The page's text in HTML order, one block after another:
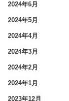
2024年6月
2024年5月
2024年4月
2024年3月
2024年2月
2024年1月
2023年12月